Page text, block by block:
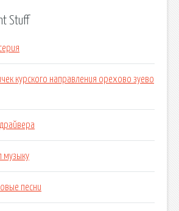
Stuff
курского направления орехово зуево
музыку
песни